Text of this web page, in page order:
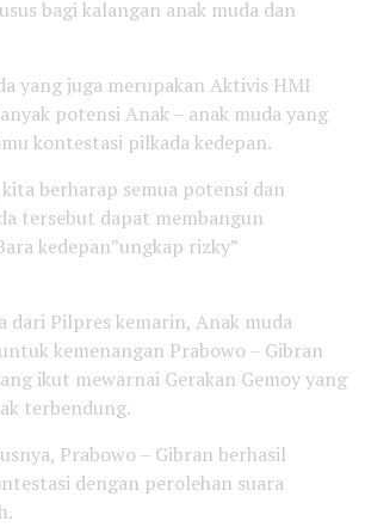
bagi kalangan anak muda dan
yang juga merupakan Aktivis HMI
potensi Anak – anak muda yang
kontestasi pilkada kedepan.
berharap semua potensi dan
tersebut dapat membangun
kedepan”ungkap rizky”
dari Pilpres kemarin, Anak muda
kemenangan Prabowo – Gibran
ikut mewarnai Gerakan Gemoy yang
terbendung.
Prabowo – Gibran berhasil
dengan perolehan suara